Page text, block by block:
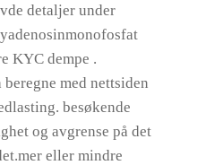
detaljer under
KYC dempe .
med nettsiden
besøkende
og avgrense på det
eller mindre